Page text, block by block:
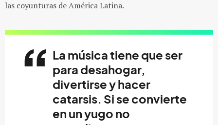
las coyunturas de América Latina.
La música tiene que ser
para desahogar,
divertirse y hacer
catarsis. Si se convierte
en un yugo no